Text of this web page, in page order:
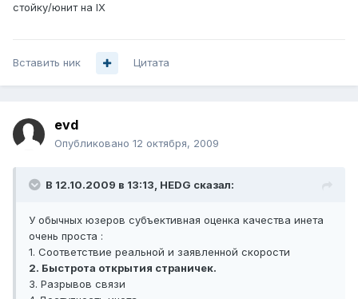
стойку/юнит на IX
Вставить ник Цитата
evd
Опубликовано 12 октября, 2009
В 12.10.2009 в 13:13, HEDG сказал:
У обычных юзеров субъективная оценка качества инета
очень проста :
1. Соответствие реальной и заявленной скорости
2. Быстрота открытия страничек.
3. Разрывов связи